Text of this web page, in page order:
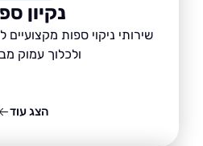
נקיון ספות
שירותי ניקוי ספות מקצועיים להסרת
ולכלוך עמוק מבד ועור.